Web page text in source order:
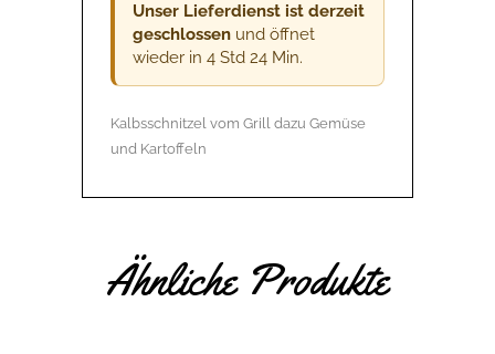
Unser Lieferdienst ist derzeit
geschlossen und öffnet
wieder in 4 Std 24 Min.
Kalbsschnitzel vom Grill dazu Gemüse
und Kartoffeln
Ähnliche Produkte